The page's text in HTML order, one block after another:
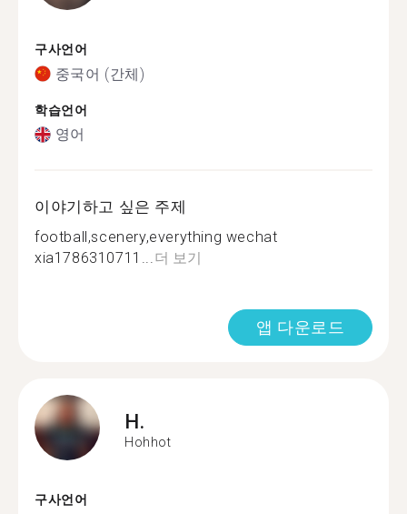
구사언어
중국어 (간체)
학습언어
영어
이야기하고 싶은 주제
football,scenery,everything wechat
xia1786310711...더 보기
앱 다운로드
H.
Hohhot
구사언어